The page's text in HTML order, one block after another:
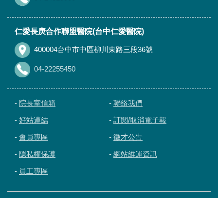
仁愛長庚合作聯盟醫院(台中仁愛醫院)
400004台中市中區柳川東路三段36號
04-22255450
- 院長室信箱 - 聯絡我們
- 好站連結 - 訂閱/取消電子報
- 會員專區 - 徵才公告
- 隱私權保護 - 網站維運資訊
- 員工專區